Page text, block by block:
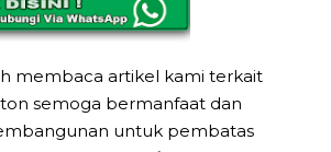
membaca artikel kami terkait
semoga bermanfaat dan
untuk pembatas